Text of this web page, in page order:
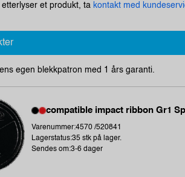
et produkt, ta kontakt med
egen blekkpatron med 1 års garanti.
compatible impact ribbon Gr1
Varenummer:4570 /520841
Lagerstatus:35 stk på lager.
Sendes om:3-6 dager